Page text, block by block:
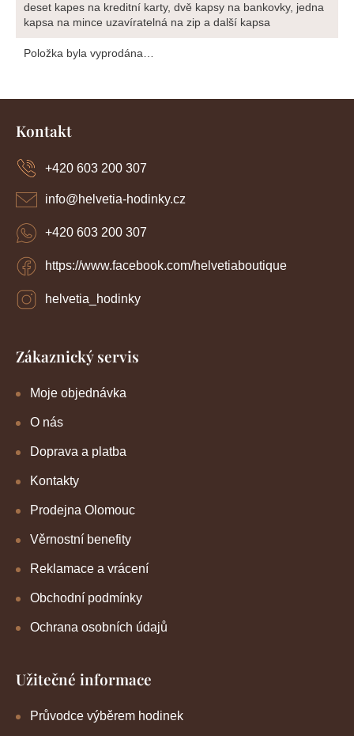
deset kapes na kreditní karty, dvě kapsy na bankovky, jedna
kapsa na mince uzavíratelná na zip a další kapsa
Položka byla vyprodána…
Kontakt
info@helvetia-hodinky.cz
+420 603 200 307
https://www.facebook.com/helvetiaboutique
helvetia_hodinky
+420 603 200 307
Zákaznický servis
Moje objednávka
O nás
Doprava a platba
Kontakty
Prodejna Olomouc
Věrnostní benefity
Reklamace a vrácení
Obchodní podmínky
Ochrana osobních údajů
Užitečné informace
Průvodce výběrem hodinek